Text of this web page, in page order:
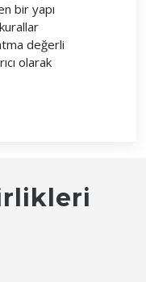
bir yapı
değerli
olarak